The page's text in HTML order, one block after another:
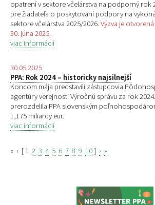
opatrení v sektore včelárstva na podporný rok
pre žiadateľa o poskytovaní podpory na
sektore včelárstva 2025/2026.Výzva je
30. júna 2025.
viac informácií
30.05.2025
PPA: Rok 2024 – historicky najsilnejší
Koncom mája predstavili zástupcovia
agentúry verejnosti Výročnú správu za rok
prerozdelila PPA slovenským
1,175 miliardy eur.
viac informácií
« ‹ [ 1 2 3 4 5 6 7 8 9 10] › »